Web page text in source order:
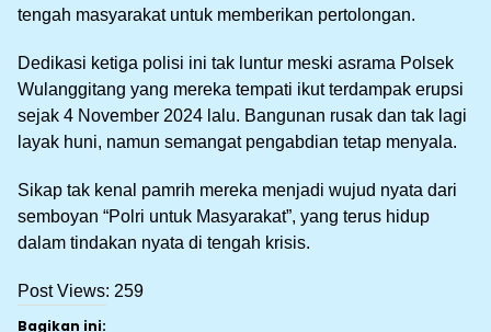
tengah masyarakat untuk memberikan pertolongan.
Dedikasi ketiga polisi ini tak luntur meski asrama Polsek
Wulanggitang yang mereka tempati ikut terdampak erupsi
sejak 4 November 2024 lalu. Bangunan rusak dan tak lagi
layak huni, namun semangat pengabdian tetap menyala.
Sikap tak kenal pamrih mereka menjadi wujud nyata dari
semboyan “Polri untuk Masyarakat”, yang terus hidup
dalam tindakan nyata di tengah krisis.
Post Views: 259
Bagikan ini: